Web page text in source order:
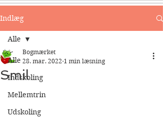
Indlæg
Alle
Indskoling
Mellemtrin
Udskoling
Alle
Smil
Bogmærket
28. mar. 2022 1 min læsning